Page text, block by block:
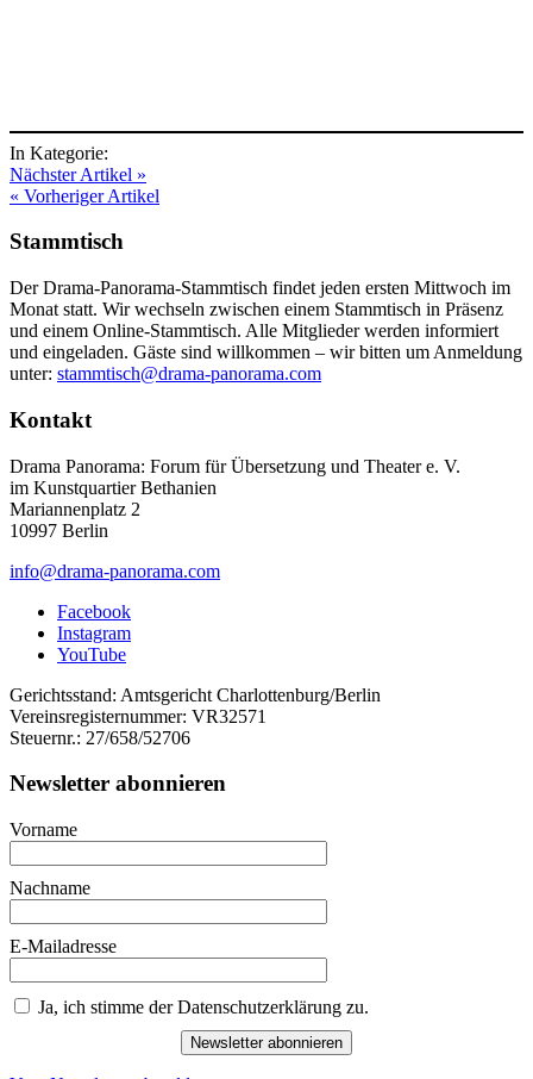
In Kategorie:
Nächster Artikel »
« Vorheriger Artikel
Stammtisch
Der Drama-Panorama-Stammtisch findet jeden ersten Mittwoch im
Monat statt. Wir wechseln zwischen einem Stammtisch in Präsenz
und einem Online-Stammtisch. Alle Mitglieder werden informiert
und eingeladen. Gäste sind willkommen – wir bitten um Anmeldung
unter: stammtisch@drama-panorama.com
Kontakt
Drama Panorama: Forum für Übersetzung und Theater e. V.
im Kunstquartier Bethanien
Mariannenplatz 2
10997 Berlin
info@drama-panorama.com
Facebook
Instagram
YouTube
Gerichtsstand: Amtsgericht Charlottenburg/Berlin
Vereinsregisternummer: VR32571
Steuernr.: 27/658/52706
Newsletter abonnieren
Vorname
Nachname
E-Mailadresse
Ja, ich stimme der Datenschutzerklärung zu.
Newsletter abonnieren